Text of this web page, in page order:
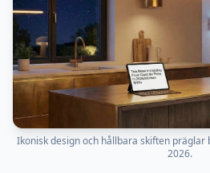
Ikonisk design och hållbara skiften präglar
2026.